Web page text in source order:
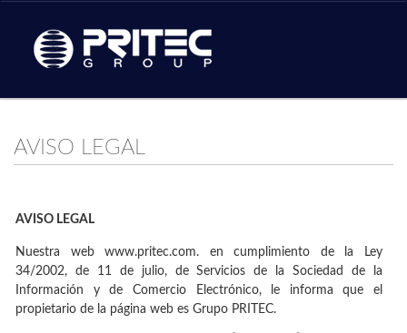
AVISO LEGAL
AVISO LEGAL
Nuestra web www.pritec.com. en cumplimiento de la Ley
34/2002, de 11 de julio, de Servicios de la Sociedad de la
Información y de Comercio Electrónico, le informa que el
propietario de la página web es Grupo PRITEC.